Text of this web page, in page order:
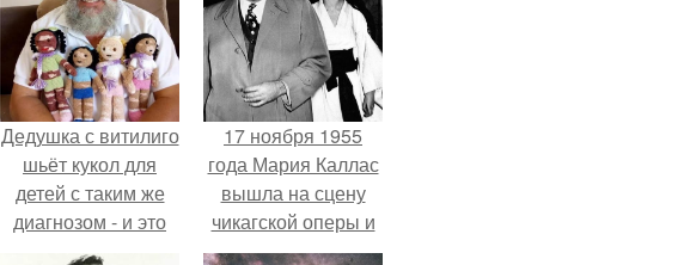
Дедушка с витилиго
шьёт кукол для
детей с таким же
диагнозом - и это
трогает до слёз.
17 ноября 1955
года Мария Каллас
вышла на сцену
чикагской оперы и
сорвала овации.